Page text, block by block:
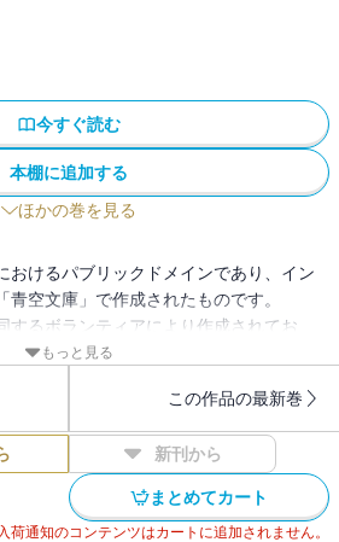
今すぐ読む
本棚に追加する
ほかの巻を見る
おけるパブリックドメインであり、イン
青空文庫」で作成されたものです。
するボランティアにより作成されてお
る場合があります。
もっと見る
この作品の最新巻
新刊から
まとめてカート
通知のコンテンツはカートに追加されません。